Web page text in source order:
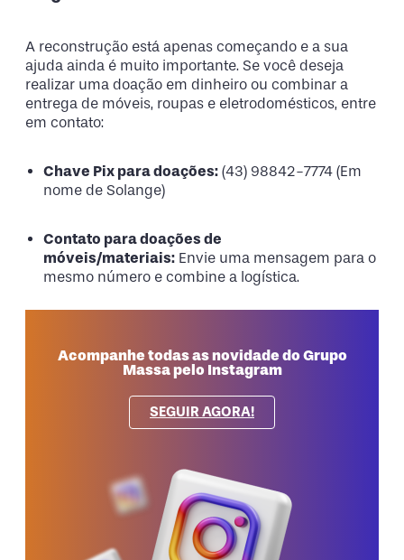
A reconstrução está apenas começando e a sua
ajuda ainda é muito importante. Se você deseja
realizar uma doação em dinheiro ou combinar a
entrega de móveis, roupas e eletrodomésticos, entre
em contato:
Chave Pix para doações: (43) 98842-7774 (Em
nome de Solange)
Contato para doações de
móveis/materiais: Envie uma mensagem para o
mesmo número e combine a logística.
Acompanhe todas as novidade do Grupo
Massa pelo Instagram
SEGUIR AGORA!